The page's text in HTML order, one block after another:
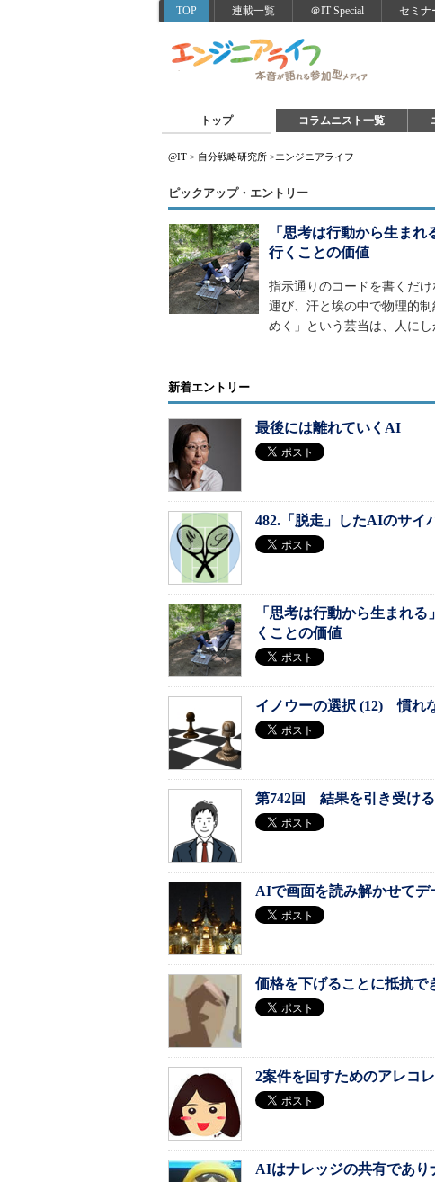
TOP 連載一覧 ＠IT Special セミナ
トップ コラムニスト一覧
@IT > 自分戦略研究所 >エンジニアライフ
ピックアップ・エントリー
「思考は行動から生ま
行くことの価値
指示通りのコードを書くだ
運び、汗と埃の中で物理的
めく」という芸当は、人にし
新着エントリー
最後には離れていくAI
482.「脱走」したAIのサイ
「思考は行動から生まれ
くことの価値
イノウーの選択 (12) 慣れ
第742回 結果を引き受ける
AIで画面を読み解かせてデ
価格を下げることに抵抗で
2案件を回すためのアレコレ
AIはナレッジの共有であ